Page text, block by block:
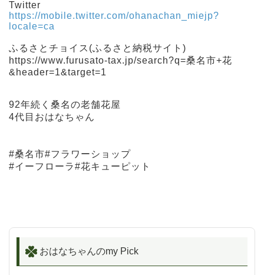
Twitter
https://mobile.twitter.com/ohanachan_miejp?
locale=ca
ふるさとチョイス(ふるさと納税サイト)
https://www.furusato-tax.jp/search?q=桑名市+花
&header=1&target=1
92年続く桑名の老舗花屋
4代目おはなちゃん
#桑名市#フラワーショップ
#イーフローラ#花キューピット
おはなちゃんのmy Pick